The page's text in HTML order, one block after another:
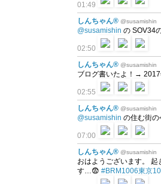
01:49
しんちゃん® @susamishin
@susamishin の SOV34
02:50
しんちゃん® @susamishin
ブログ書いたよ！→
02:55
しんちゃん® @susamishin
@susamishin の住む街
07:00
しんちゃん® @susamishin
おはようございます。
す…😨 #BRM1006東京